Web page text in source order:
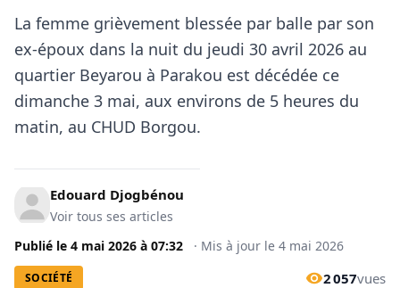
La femme grièvement blessée par balle par son
ex-époux dans la nuit du jeudi 30 avril 2026 au
quartier Beyarou à Parakou est décédée ce
dimanche 3 mai, aux environs de 5 heures du
matin, au CHUD Borgou.
Edouard Djogbénou
Voir tous ses articles
Publié le 4 mai 2026 à 07:32 · Mis à jour le 4 mai 2026
SOCIÉTÉ 2 057vues